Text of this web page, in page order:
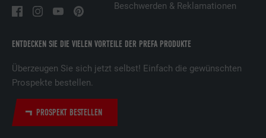
ENTDECKEN SIE DIE VIELEN VORTEILE DER PREFA PRODUKTE
Überzeugen Sie sich jetzt selbst! Einfach die gewünschten
Prospekte bestellen.
PROSPEKT BESTELLEN
Beschwerden & Reklamationen
Zweck
relevante Werbung basierend auf den
Name